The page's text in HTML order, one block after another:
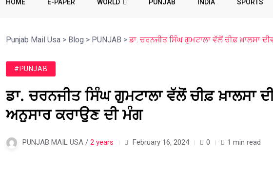
HOME E-PAPER WORLD PUNJAB INDIA SPORTS
Punjab Mail Usa > Blog > PUNJAB > ਡਾ. ਚਰਨਜੀਤ ਸਿੰਘ ਗੁਮਟਾਲਾ ਵੱਲੋਂ ਚੀਫ਼ ਖ਼ਾਲਸਾ
#PUNJAB
ਡਾ. ਚਰਨਜੀਤ ਸਿੰਘ ਗੁਮਟਾਲਾ ਵੱਲੋਂ ਚੀਫ਼ ਖ਼ਾਲਸਾ
ਅਨੁਸਾਰ ਕਰਾਉਣ ਦੀ ਮੰਗ
PUNJAB MAIL USA / 2 years February 16, 2024 0 1 min read